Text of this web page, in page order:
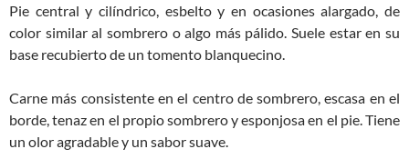
Pie central y cilíndrico, esbelto y en ocasiones alargado, de
color similar al sombrero o algo más pálido. Suele estar en su
base recubierto de un tomento blanquecino.
Carne más consistente en el centro de sombrero, escasa en el
borde, tenaz en el propio sombrero y esponjosa en el pie. Tiene
un olor agradable y un sabor suave.